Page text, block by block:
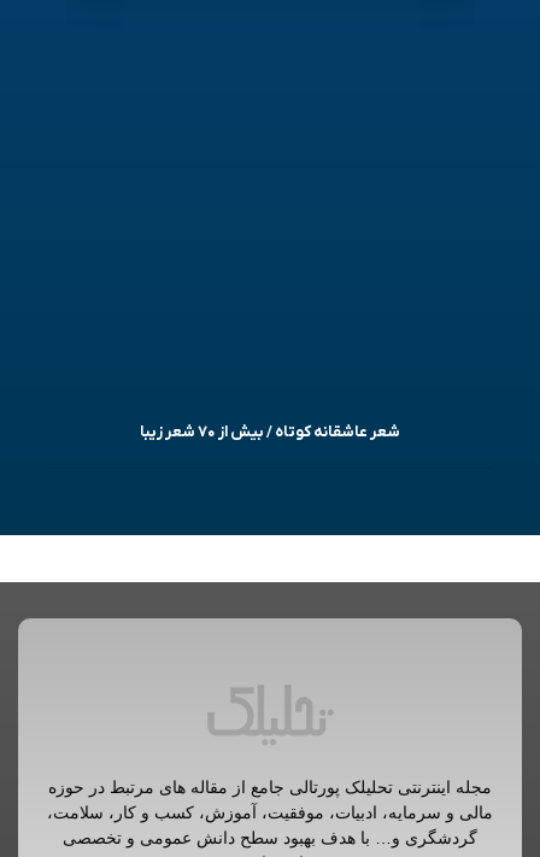
شعر عاشقانه کوتاه / بیش از ۷۰ شعر زیبا
مجله اینترنتی تحلیلک پورتالی جامع از مقاله های مرتبط در حوزه
مالی و سرمایه، ادبیات، موفقیت، آموزش، کسب و کار، سلامت،
گردشگری و… با هدف بهبود سطح دانش عمومی و تخصصی